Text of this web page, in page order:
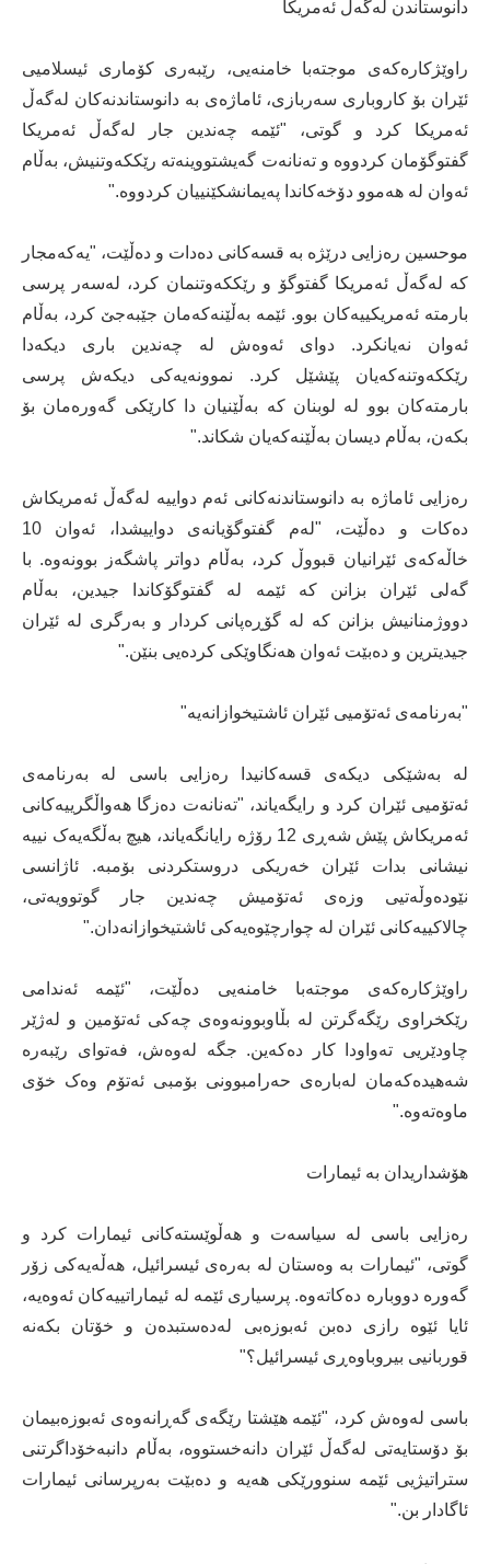
دانوستاندن لەگەڵ ئەمریکا
راوێژکارەکەی موجتەبا خامنەیی، رێبەری کۆماری ئیسلامیی
ئێران بۆ کاروباری سەربازی، ئاماژەی بە دانوستاندنەکان لەگەڵ
ئەمریکا کرد و گوتی، "ئێمە چەندین جار لەگەڵ ئەمریکا
گفتوگۆمان کردووە و تەنانەت گەیشتووینەتە رێککەوتنیش، بەڵام
ئەوان لە هەموو دۆخەکاندا پەیمانشکێنییان کردووە."
موحسین رەزایی درێژە بە قسەکانی دەدات و دەڵێت، "یەکەمجار
کە لەگەڵ ئەمریکا گفتوگۆ و رێککەوتنمان کرد، لەسەر پرسی
بارمتە ئەمریکییەکان بوو. ئێمە بەڵێنەکەمان جێبەجێ کرد، بەڵام
ئەوان نەیانکرد. دوای ئەوەش لە چەندین باری دیکەدا
رێککەوتنەکەیان پێشێل کرد. نموونەیەکی دیکەش پرسی
بارمتەکان بوو لە لوبنان کە بەڵێنیان دا کارێکی گەورەمان بۆ
بکەن، بەڵام دیسان بەڵێنەکەیان شکاند."
رەزایی ئاماژە بە دانوستاندنەکانی ئەم دواییە لەگەڵ ئەمریکاش
دەکات و دەڵێت، "لەم گفتوگۆیانەی دواییشدا، ئەوان 10
خاڵەکەی ئێرانیان قبووڵ کرد، بەڵام دواتر پاشگەز بوونەوە. با
گەلی ئێران بزانن کە ئێمە لە گفتوگۆکاندا جیدین، بەڵام
دووژمنانیش بزانن کە لە گۆڕەپانی کردار و بەرگری لە ئێران
جیدیترین و دەبێت ئەوان هەنگاوێکی کردەیی بنێن."
"بەرنامەی ئەتۆمیی ئێران ئاشتیخوازانەیە"
لە بەشێکی دیکەی قسەکانیدا رەزایی باسی لە بەرنامەی
ئەتۆمیی ئێران کرد و رایگەیاند، "تەنانەت دەزگا هەواڵگرییەکانی
ئەمریکاش پێش شەڕی 12 رۆژە رایانگەیاند، هیچ بەڵگەیەک نییە
نیشانی بدات ئێران خەریکی دروستکردنی بۆمبە. ئاژانسی
نێودەوڵەتیی وزەی ئەتۆمیش چەندین جار گوتوویەتی،
چالاکییەکانی ئێران لە چوارچێوەیەکی ئاشتیخوازانەدان."
راوێژکارەکەی موجتەبا خامنەیی دەڵێت، "ئێمە ئەندامی
رێکخراوی رێگەگرتن لە بڵاوبوونەوەی چەکی ئەتۆمین و لەژێر
چاودێریی تەواودا کار دەکەین. جگە لەوەش، فەتوای رێبەرە
شەهیدەکەمان لەبارەی حەرامبوونی بۆمبی ئەتۆم وەک خۆی
ماوەتەوە."
هۆشداریدان بە ئیمارات
رەزایی باسی لە سیاسەت و هەڵوێستەکانی ئیمارات کرد و
گوتی، "ئیمارات بە وەستان لە بەرەی ئیسرائیل، هەڵەیەکی زۆر
گەورە دووبارە دەکاتەوە. پرسیاری ئێمە لە ئیماراتییەکان ئەوەیە،
ئایا ئێوە رازی دەبن ئەبوزەبی لەدەستبدەن و خۆتان بکەنە
قوربانیی بیروباوەڕی ئیسرائیل؟"
باسی لەوەش کرد، "ئێمە هێشتا رێگەی گەڕانەوەی ئەبوزەبیمان
بۆ دۆستایەتی لەگەڵ ئێران دانەخستووە، بەڵام دانبەخۆداگرتنی
ستراتیژیی ئێمە سنوورێکی هەیە و دەبێت بەرپرسانی ئیمارات
ئاگادار بن."